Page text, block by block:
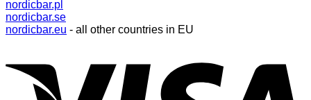
nordicbar.pl
nordicbar.se
nordicbar.eu - all other countries in EU